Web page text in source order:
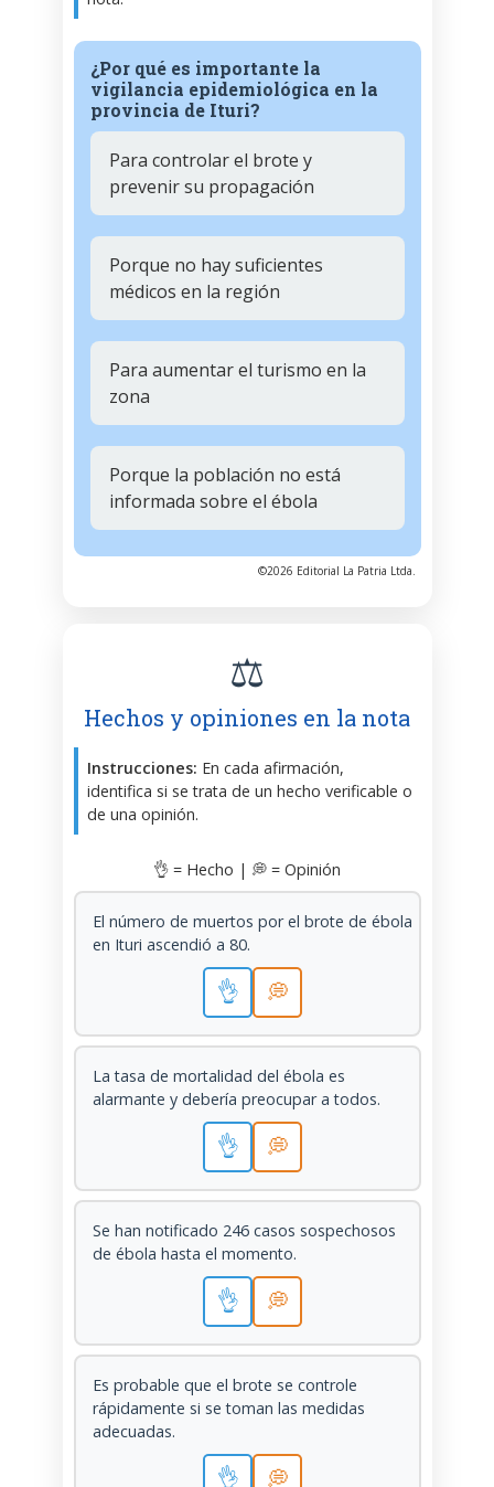
¿Por qué es importante la
vigilancia epidemiológica en la
provincia de Ituri?
Para controlar el brote y
prevenir su propagación
Porque no hay suficientes
médicos en la región
Para aumentar el turismo en la
zona
Porque la población no está
informada sobre el ébola
©2026 Editorial La Patria Ltda.
⚖️
Hechos y opiniones en la nota
Instrucciones: En cada afirmación,
identifica si se trata de un hecho verificable o
de una opinión.
👌 = Hecho | 💭 = Opinión
El número de muertos por el brote de ébola
en Ituri ascendió a 80.
👌 💭
La tasa de mortalidad del ébola es
alarmante y debería preocupar a todos.
👌 💭
Se han notificado 246 casos sospechosos
de ébola hasta el momento.
👌 💭
Es probable que el brote se controle
rápidamente si se toman las medidas
adecuadas.
👌 💭